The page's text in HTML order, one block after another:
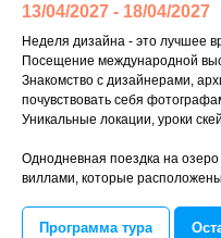
13/04/2027 - 18/04/2027
Неделя дизайна - это лучшее
Посещение международной
Знакомство с дизайнерами,
почувствовать себя
Уникальные локации, уроки
Однодневная поездка на
виллами, которые
Программа тура